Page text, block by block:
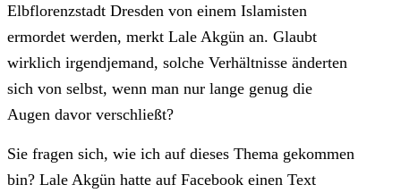
Elbflorenzstadt Dresden von einem Islamisten
ermordet werden, merkt Lale Akgün an. Glaubt
wirklich irgendjemand, solche Verhältnisse änderten
sich von selbst, wenn man nur lange genug die
Augen davor verschließt?
Sie fragen sich, wie ich auf dieses Thema gekommen
bin? Lale Akgün hatte auf Facebook einen Text